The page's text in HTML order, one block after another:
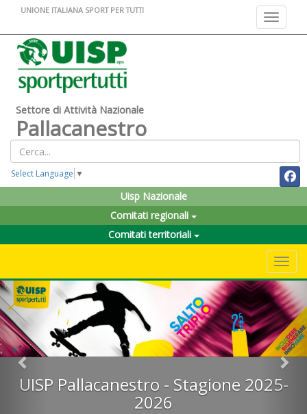
Toggle
UNIONE ITALIANA SPORT PER TUTTI
Settore di Attività Nazionale
Pallacanestro
Select Language ▼
Uisp Nazionale
Comitati regionali
Comitati territoriali
UISP Pallacanestro - Stagione 2025-
2026
Previous